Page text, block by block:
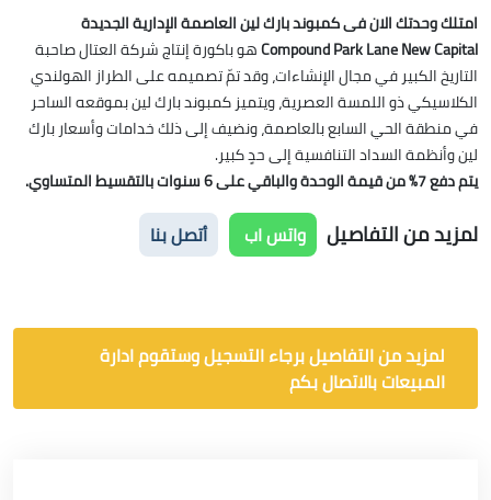
امتلك وحدتك الان فى كمبوند بارك لين العاصمة الإدارية الجديدة
Compound Park Lane New Capitalهو باكورة إنتاج شركة العتال صاحبة
التاريخ الكبير في مجال الإنشاءات، وقد تمّ تصميمه على الطراز الهولندي
الكلاسيكي ذو اللمسة العصرية، ويتميز كمبوند بارك لين بموقعه الساحر
في منطقة الحي السابع بالعاصمة، ونضيف إلى ذلك خدامات وأسعار بارك
لين وأنظمة السداد التنافسية إلى حدٍ كبير.
يتم دفع 7% من قيمة الوحدة والباقي على 6 سنوات بالتقسيط المتساوي.
لمزيد من التفاصيل واتس اب أتصل بنا
لمزيد من التفاصيل برجاء التسجيل وستقوم ادارة
المبيعات بالاتصال بكم